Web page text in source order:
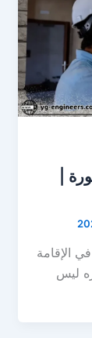
|
الإقامة
ليس